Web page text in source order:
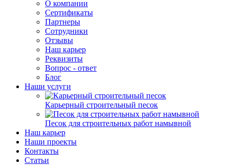
О компании
Сертификаты
Партнеры
Сотрудники
Отзывы
Наш карьер
Реквизиты
Вопрос - ответ
Блог
Наши услуги
Карьерный строительный песок
Песок для строительных работ намывной
Наш карьер
Наши проекты
Контакты
Статьи